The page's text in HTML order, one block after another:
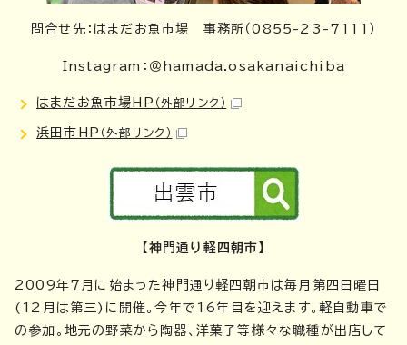
問合せ先：はまだお魚市場 事務所（0855-23-7111）
Instagram：＠hamada.osakanaichiba
はまだお魚市場HP （外部リンク）
浜田市HP （外部リンク）
【神門通り軽四朝市】
2009年7月に始まった神門通り軽四朝市は毎月第四日曜日
(12月は第三)に開催。今年で16年目を迎えます。軽自動車で
の参加。地元の野菜から陶器、洋菓子等様々な職種が出店して